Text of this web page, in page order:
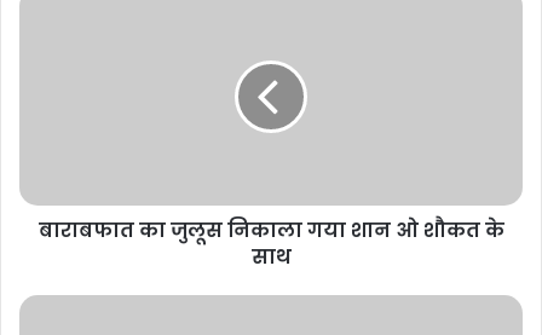
बाराबफात का जुलूस निकाला गया शान ओ शौकत के
साथ